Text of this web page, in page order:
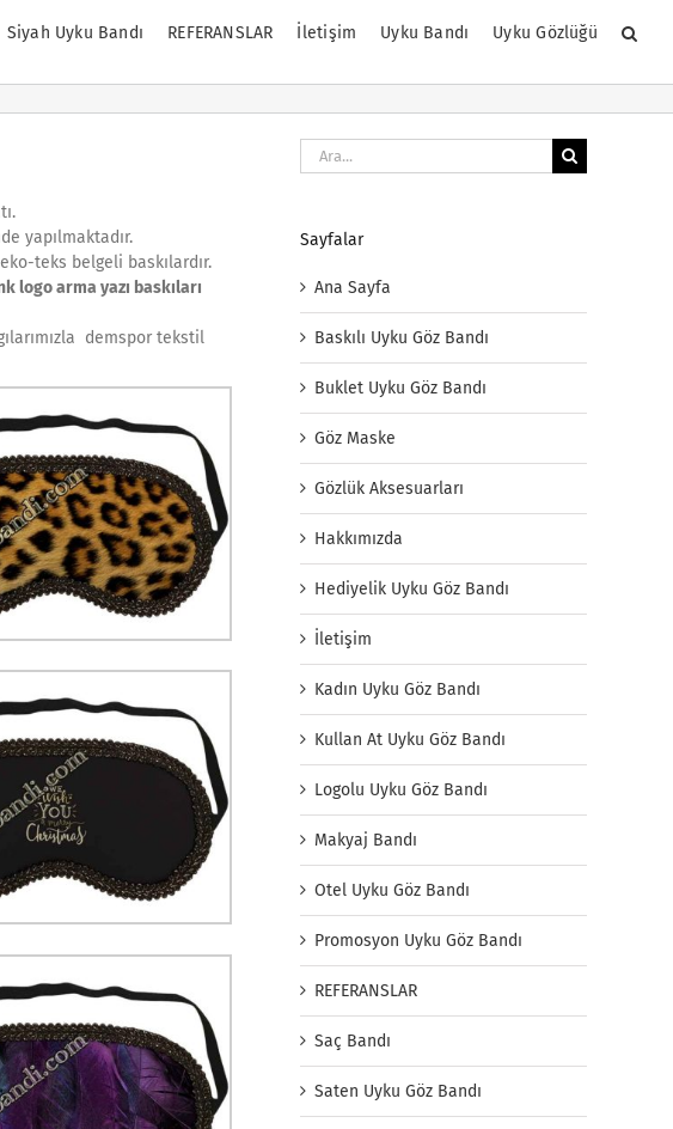
Siyah Uyku Bandı REFERANSLAR İletişim Uyku Bandı Uyku Gözlüğü
yapılmaktadır.
teks belgeli baskılardır.
logo arma yazı baskıları
demspor tekstil
Ara:
Sayfalar
Ana Sayfa
Baskılı Uyku Göz Bandı
Buklet Uyku Göz Bandı
Göz Maske
Gözlük Aksesuarları
Hakkımızda
Hediyelik Uyku Göz Bandı
İletişim
Kadın Uyku Göz Bandı
Kullan At Uyku Göz Bandı
Logolu Uyku Göz Bandı
Makyaj Bandı
Otel Uyku Göz Bandı
Promosyon Uyku Göz Bandı
REFERANSLAR
Saç Bandı
Saten Uyku Göz Bandı